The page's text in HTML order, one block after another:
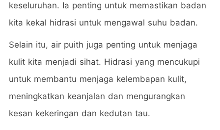
keseluruhan. Ia penting untuk memastikan badan
kita kekal hidrasi untuk mengawal suhu badan.
Selain itu, air puith juga penting untuk menjaga
kulit kita menjadi sihat. Hidrasi yang mencukupi
untuk membantu menjaga kelembapan kulit,
meningkatkan keanjalan dan mengurangkan
kesan kekeringan dan kedutan tau.